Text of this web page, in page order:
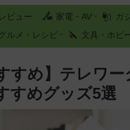
レビュー 家電・AV ガ
グルメ・レシピ
文具・ホビ
すめ】テレワ
すめグッズ5選